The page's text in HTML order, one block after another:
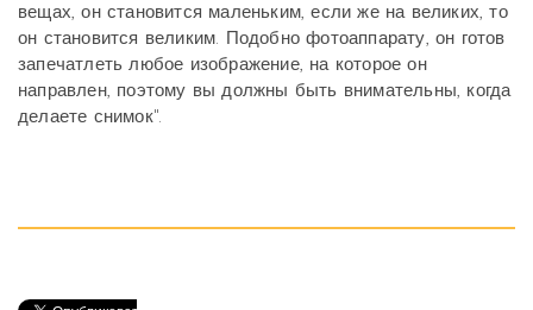
вещах, он становится маленьким, если же на великих, то
он становится великим. Подобно фотоаппарату, он готов
запечатлеть любое изображение, на которое он
направлен, поэтому вы должны быть внимательны, когда
делаете снимок".